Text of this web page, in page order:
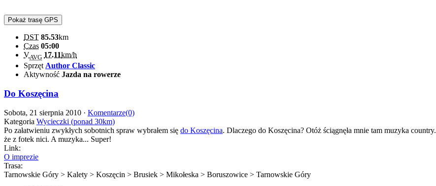
Pokaż trasę GPS
DST 85.53km
Czas 05:00
VAVG 17.11km/h
Sprzęt Author Classic
Aktywność Jazda na rowerze
Do Koszęcina
Sobota, 21 sierpnia 2010 · Komentarze(0)
Kategoria Wycieczki (ponad 30km)
Po załatwieniu zwykłych sobotnich spraw wybrałem się do Koszęcina. Dlaczego do Koszęcina? Otóż ściągnęła mnie tam muzyka country.
że z fotek nici. A muzyka... Super!
Link:
O imprezie
Trasa:
Tarnowskie Góry > Kalety > Koszęcin > Brusiek > Mikołeska > Boruszowice > Tarnowskie Góry